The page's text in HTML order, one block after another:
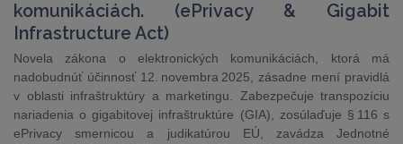
komunikáciách. (ePrivacy & Gigabit
Infrastructure Act)
Novela zákona o elektronických komunikáciách, ktorá má
nadobudnúť účinnosť 12. novembra 2025, zásadne mení pravidlá
v oblasti infraštruktúry a marketingu. Zabezpečuje transpozíciu
nariadenia o gigabitovej infraštruktúre (GIA), zosúlaďuje § 116 s
ePrivacy smernicou a judikatúrou EÚ, zavádza Jednotné